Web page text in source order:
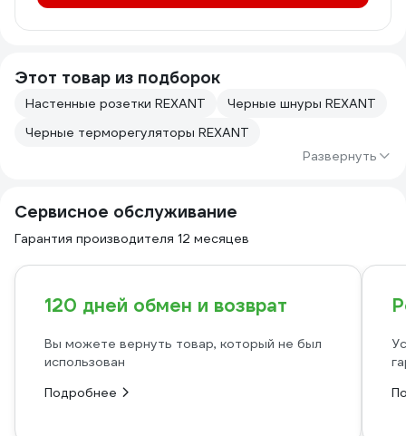
Этот товар из подборок
Настенные розетки REXANT
Черные шнуры REXANT
Черные терморегуляторы REXANT
Развернуть
Сервисное обслуживание
Гарантия производителя 12 месяцев
120 дней обмен и возврат
Вы можете вернуть товар, который не был
использован
Подробнее